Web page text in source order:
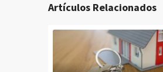
Artículos Relacionados